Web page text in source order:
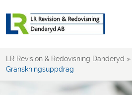
Skatt
Anpassade tjänster
LR Revision & Redovisning Danderyd »
Granskningsuppdrag